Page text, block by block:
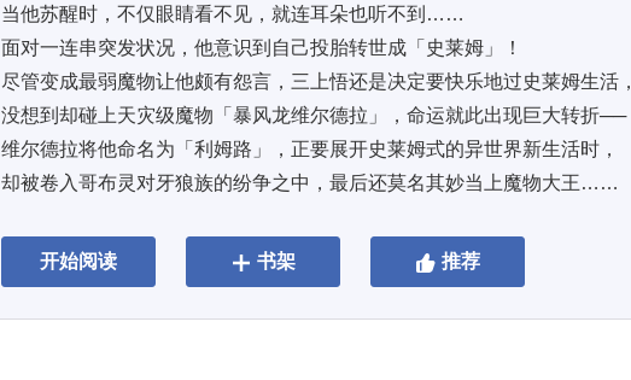
当他苏醒时，不仅眼睛看不见，就连耳朵也听不到……
面对一连串突发状况，他意识到自己投胎转世成「史莱姆」！
尽管变成最弱魔物让他颇有怨言，三上悟还是决定要快乐地过史莱姆生活，
没想到却碰上天灾级魔物「暴风龙维尔德拉」，命运就此出现巨大转折──
维尔德拉将他命名为「利姆路」，正要展开史莱姆式的异世界新生活时，
却被卷入哥布灵对牙狼族的纷争之中，最后还莫名其妙当上魔物大王……
开始阅读 书架 推荐